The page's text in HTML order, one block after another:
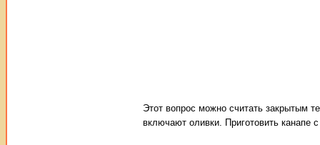
Этот вопрос можно считать закрытым
включают оливки. Приготовить канапе